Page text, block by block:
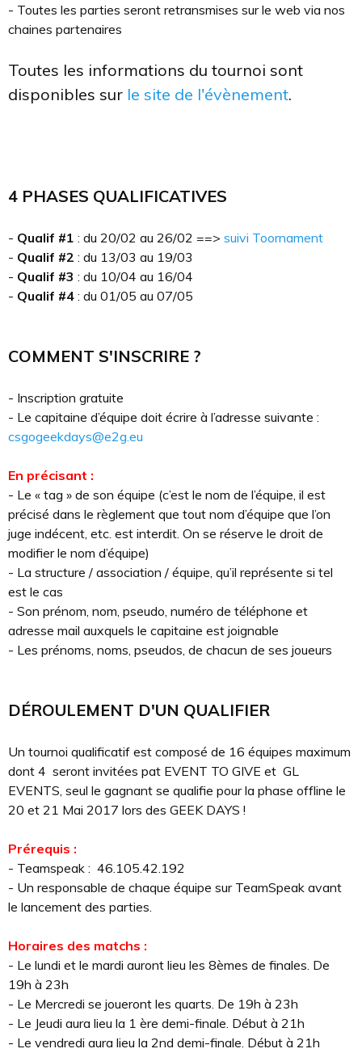
- Toutes les parties seront retransmises sur le web via nos
chaines partenaires
Toutes les informations du tournoi sont
disponibles sur le site de l'évènement.
4 PHASES QUALIFICATIVES
- Qualif #1 : du 20/02 au 26/02 ==> suivi Toornament
- Qualif #2 : du 13/03 au 19/03
- Qualif #3 : du 10/04 au 16/04
- Qualif #4 : du 01/05 au 07/05
COMMENT S'INSCRIRE ?
- Inscription gratuite
- Le capitaine d’équipe doit écrire à l’adresse suivante :
csgogeekdays@e2g.eu
En précisant :
- Le « tag » de son équipe (c’est le nom de l’équipe, il est
précisé dans le règlement que tout nom d’équipe que l’on
juge indécent, etc. est interdit. On se réserve le droit de
modifier le nom d’équipe)
- La structure / association / équipe, qu’il représente si tel
est le cas
- Son prénom, nom, pseudo, numéro de téléphone et
adresse mail auxquels le capitaine est joignable
- Les prénoms, noms, pseudos, de chacun de ses joueurs
DÉROULEMENT D'UN QUALIFIER
Un tournoi qualificatif est composé de 16 équipes maximum
dont 4 seront invitées pat EVENT TO GIVE et GL
EVENTS, seul le gagnant se qualifie pour la phase offline le
20 et 21 Mai 2017 lors des GEEK DAYS !
Pré­requis :
- Teamspeak : 46.105.42.192
- Un responsable de chaque équipe sur TeamSpeak avant
le lancement des parties.
Horaires des matchs :
- Le lundi et le mardi auront lieu les 8èmes de finales. De
19h à 23h
- Le Mercredi se joueront les quarts. De 19h à 23h
- Le Jeudi aura lieu la 1 ère demi-finale. Début à 21h
- Le vendredi aura lieu la 2nd demi-finale. Début à 21h